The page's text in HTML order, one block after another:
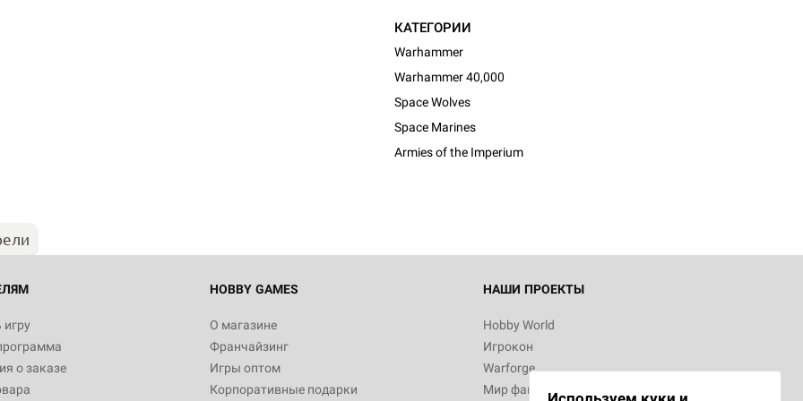
КАТЕГОРИИ
Warhammer
Warhammer 40,000
Space Wolves
Space Marines
Armies of the Imperium
о заказе
HOBBY GAMES
О магазине
Франчайзинг
Игры оптом
Корпоративные подарки
НАШИ ПРОЕКТЫ
Hobby World
Игрокон
Warforge
Мир фантастики
Настольная игра Hobby World Монстры
Белая смерть
12 990
Настольная игра Hobby World Берсерк.